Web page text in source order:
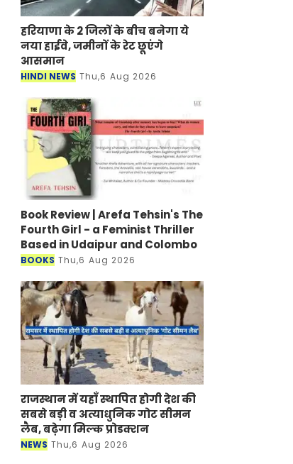
हरियाणा के 2 जिलों के बीच बनेगा ये
नया हाईवे, जमीनों के रेट छूएंगे
आसमान
HINDI NEWS Thu,6 Aug 2026
Book Review | Arefa Tehsin's The
Fourth Girl - a Feminist Thriller
Based in Udaipur and Colombo
BOOKS Thu,6 Aug 2026
राजस्थान में यहाँ स्थापित होगी देश की
सबसे बड़ी व अत्याधुनिक गोट सीमन
लैब, बढ़ेगा मिल्क प्रोडक्शन
NEWS Thu,6 Aug 2026